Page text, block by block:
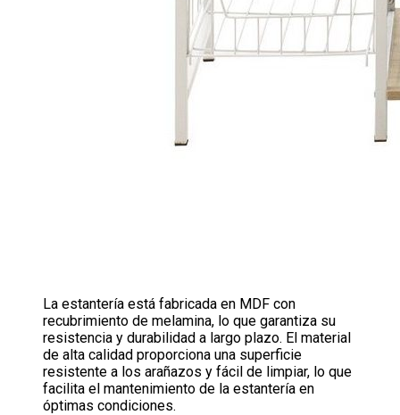
La estantería está fabricada en MDF con
recubrimiento de melamina, lo que garantiza su
resistencia y durabilidad a largo plazo. El material
de alta calidad proporciona una superficie
resistente a los arañazos y fácil de limpiar, lo que
facilita el mantenimiento de la estantería en
óptimas condiciones.